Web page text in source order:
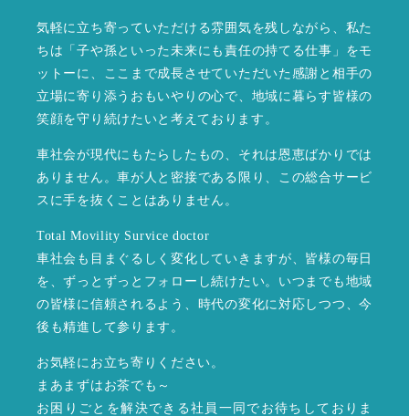
気軽に立ち寄っていただける雰囲気を残しながら、私た
ちは「子や孫といった未来にも責任の持てる仕事」をモ
ットーに、ここまで成長させていただいた感謝と相手の
立場に寄り添うおもいやりの心で、地域に暮らす皆様の
笑顔を守り続けたいと考えております。
車社会が現代にもたらしたもの、それは恩恵ばかりでは
ありません。車が人と密接である限り、この総合サービ
スに手を抜くことはありません。
Total Movility Survice doctor
車社会も目まぐるしく変化していきますが、皆様の毎日
を、ずっとずっとフォローし続けたい。いつまでも地域
の皆様に信頼されるよう、時代の変化に対応しつつ、今
後も精進して参ります。
お気軽にお立ち寄りください。
まあまずはお茶でも～
お困りごとを解決できる社員一同でお待ちしておりま